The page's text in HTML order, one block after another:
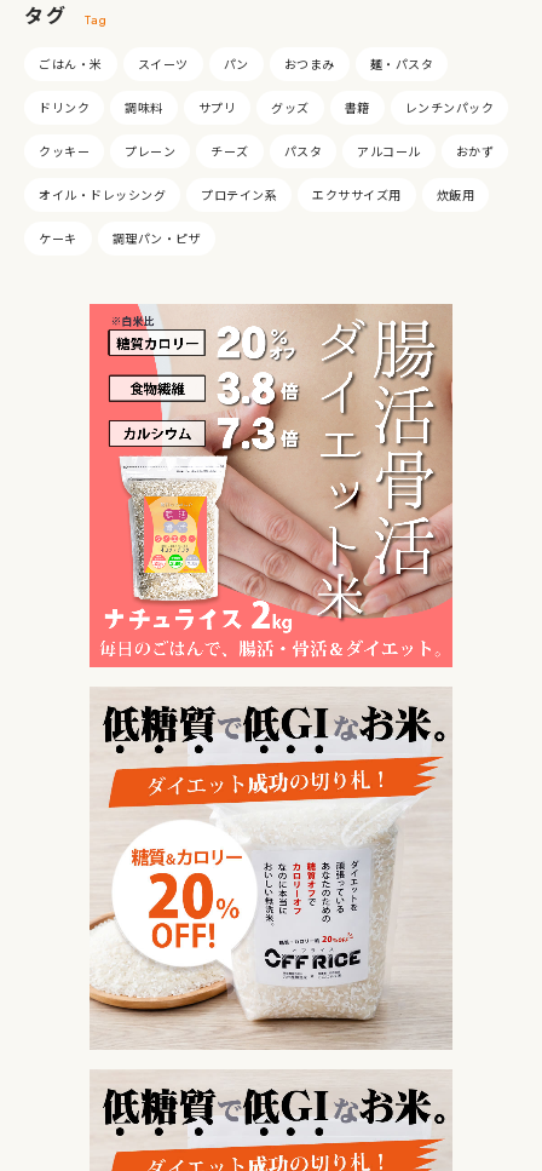
タグ Tag
ごはん・米 スイーツ パン おつまみ 麺・パスタ
ドリンク 調味料 サプリ グッズ 書籍 レンチンパック
クッキー プレーン チーズ パスタ アルコール おかず
オイル・ドレッシング プロテイン系 エクササイズ用 炊飯用
ケーキ 調理パン・ピザ